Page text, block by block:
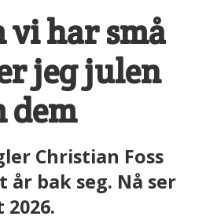
vi har små
jeg julen
dem
Christian Foss
år bak seg. Nå ser